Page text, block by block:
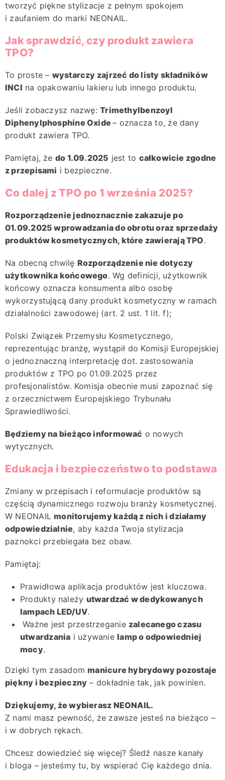
tworzyć piękne stylizacje z pełnym spokojem
i zaufaniem do marki NEONAIL.
Jak sprawdzić, czy produkt zawiera
TPO?
To proste – wystarczy zajrzeć do listy składników
INCI na opakowaniu lakieru lub innego produktu.
Jeśli zobaczysz nazwę:Trimethylbenzoyl
Diphenylphosphine Oxide– oznacza to, że dany
produkt zawiera TPO.
Pamiętaj, że do 1.09.2025 jest to całkowicie zgodne
z przepisami i bezpieczne.
Co dalej z TPO po 1 września 2025?
Rozporządzenie jednoznacznie zakazuje po
01.09.2025 wprowadzania do obrotu oraz sprzedaży
produktów kosmetycznych, które zawierają TPO.
Na obecną chwilę Rozporządzenie nie dotyczy
użytkownika końcowego. Wg definicji, użytkownik
końcowy oznacza konsumenta albo osobę
wykorzystującą dany produkt kosmetyczny w ramach
działalności zawodowej (art. 2 ust. 1 lit. f);
Polski Związek Przemysłu Kosmetycznego,
reprezentując branżę, wystąpił do Komisji Europejskiej
o jednoznaczną interpretację dot. zastosowania
produktów z TPO po 01.09.2025 przez
profesjonalistów. Komisja obecnie musi zapoznać się
z orzecznictwem Europejskiego Trybunału
Sprawiedliwości.
Będziemy na bieżąco informować o nowych
wytycznych.
Edukacja i bezpieczeństwo to podstawa
Zmiany w przepisach i reformulacje produktów są
częścią dynamicznego rozwoju branży kosmetycznej.
W NEONAIL monitorujemy każdą z nich i działamy
odpowiedzialnie, aby każda Twoja stylizacja
paznokci przebiegała bez obaw.
Pamiętaj:
Prawidłowa aplikacja produktów jest kluczowa.
Produkty należy utwardzać w dedykowanych
lampach LED/UV.
Ważne jest przestrzeganie zalecanego czasu
utwardzania i używanie lamp o odpowiedniej
mocy.
Dzięki tym zasadom manicure hybrydowy pozostaje
piękny i bezpieczny – dokładnie tak, jak powinien.
Dziękujemy, że wybierasz NEONAIL.
Z nami masz pewność, że zawsze jesteś na bieżąco –
i w dobrych rękach.
Chcesz dowiedzieć się więcej? Śledź nasze kanały
i bloga – jesteśmy tu, by wspierać Cię każdego dnia.